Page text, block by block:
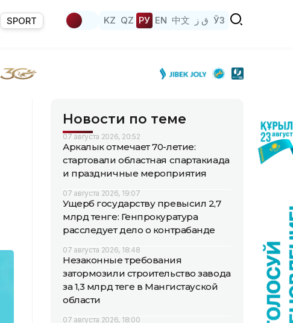
SPORT KZ QZ РУ EN 中文 ق ز ЎЗ
Новости по теме
07 августа 2026, 20:52
Аркалык отмечает 70-летие:
стартовали областная спартакиада
и праздничные мероприятия
07 августа 2026, 19:07
Ущерб государству превысил 2,7
млрд тенге: Генпрокуратура
расследует дело о контрабанде
07 августа 2026, 18:48
Незаконные требования
затормозили строительство завода
за 1,3 млрд теңге в Мангистауской
области
07 августа 2026, 18:00